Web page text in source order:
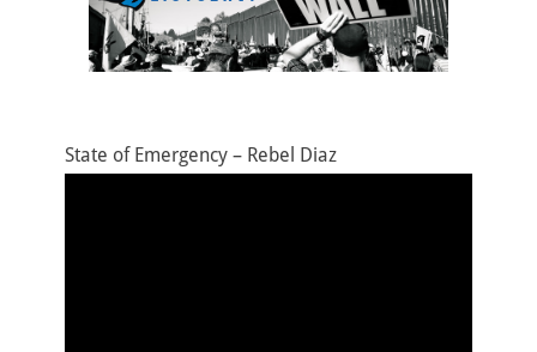
State of Emergency – Rebel Diaz